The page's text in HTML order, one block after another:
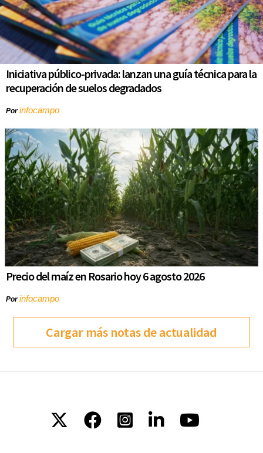
Iniciativa público-privada: lanzan una guía técnica para la
recuperación de suelos degradados
Porinfocampo
Precio del maíz en Rosario hoy 6 agosto 2026
Porinfocampo
Cargar más notas de actualidad